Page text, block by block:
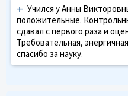
+ Учился у Анны
положительные.
сдавал с первого раза и
Требовательная,
спасибо за науку.